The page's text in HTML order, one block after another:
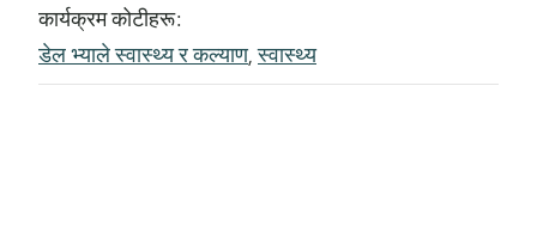
कार्यक्रम कोटीहरू:
डेल भ्याले स्वास्थ्य र कल्याण,स्वास्थ्य